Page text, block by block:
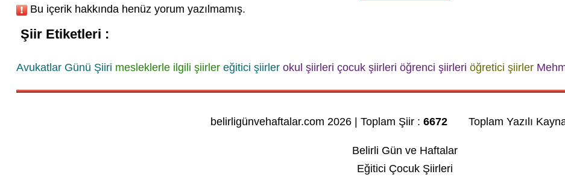
Bu içerik hakkında henüz yorum yazılmamış.
Şiir Etiketleri :
Avukatlar Günü Şiiri mesleklerle ilgili şiirler eğitici şiirler okul şiirleri çocuk şiirleri öğrenci şiirleri öğretici şiirler
belirligünvehaftalar.com 2026 | Toplam Şiir :6672 Toplam Yazılı
Belirli Gün ve Haftalar
Eğitici Çocuk Şiirleri